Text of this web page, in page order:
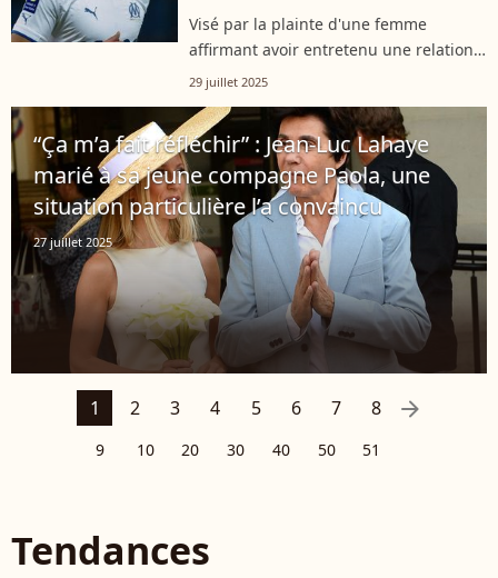
Visé par la plainte d'une femme
affirmant avoir entretenu une relation
extra-conjugale avec lui lorsqu'il portait
Gama au Brésil, Dimitri Payet...
29 juillet 2025
“Ça m’a fait réfléchir” : Jean-Luc Lahaye
marié à sa jeune compagne Paola, une
situation particulière l’a convaincu
27 juillet 2025
1 2 3 4 5 6 7 8
9 10 20 30 40 50 51
arrow_right
Tendances